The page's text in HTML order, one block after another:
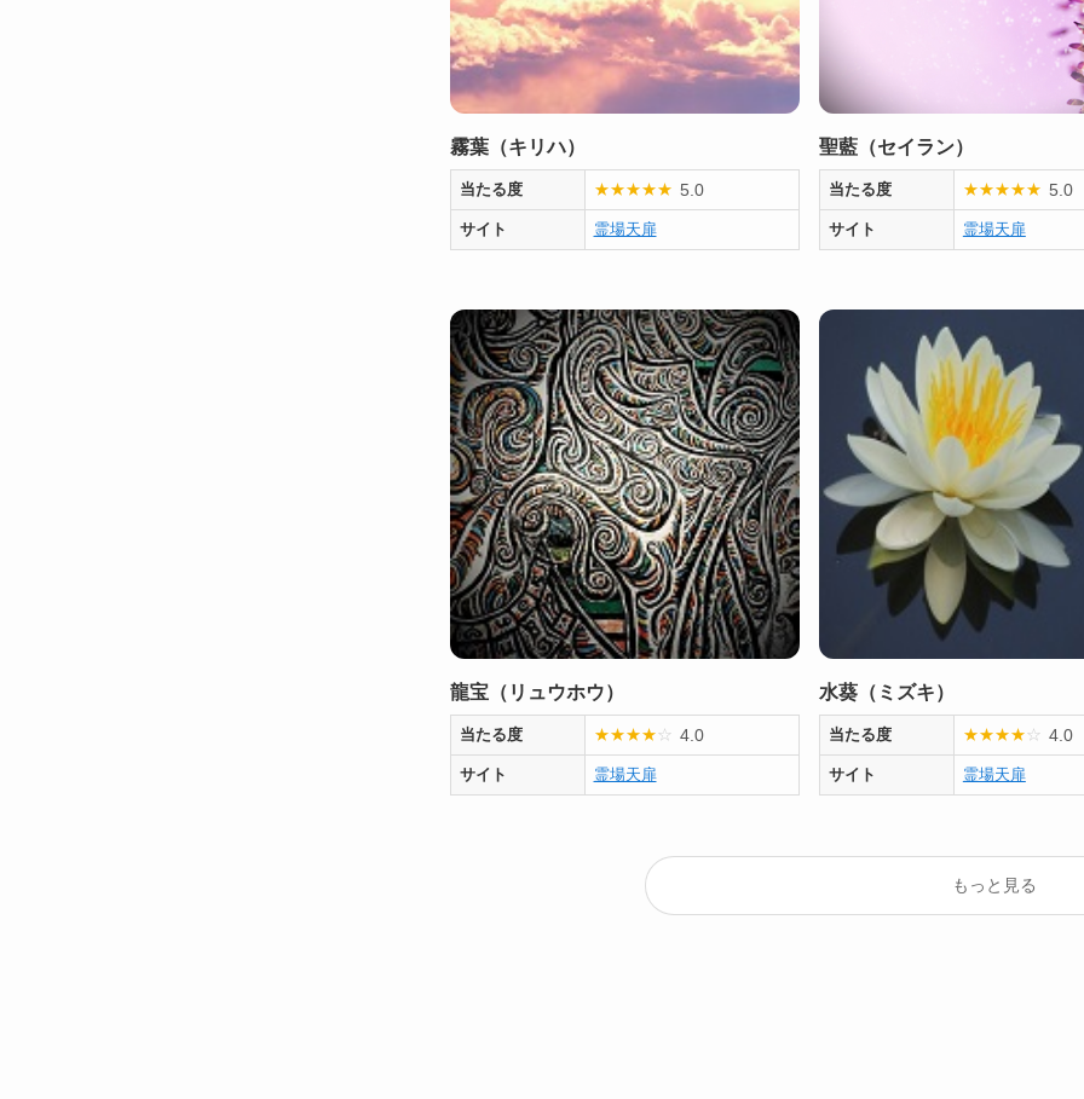
霧葉（キリハ）
当たる度 ★★★★★ 5.0
サイト 霊場天扉
聖藍（セイラン）
当たる度 ★★★★★ 5.0
サイト 霊場天扉
龍宝（リュウホウ）
当たる度 ★★★★☆ 4.0
サイト 霊場天扉
水葵（ミズキ）
当たる度 ★★★★☆ 4.0
サイト 霊場天扉
もっと見る